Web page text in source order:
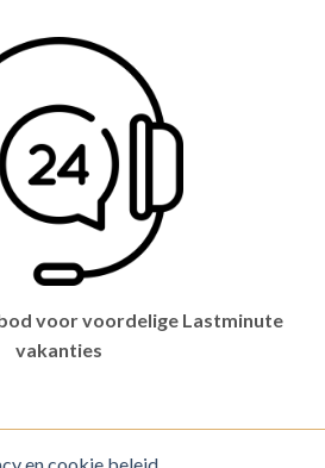
voor voordelige Lastminute
vakanties